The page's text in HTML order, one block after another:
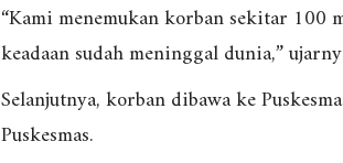
“Kami menemukan korban sekitar
keadaan sudah meninggal dunia,”
Selanjutnya, korban dibawa ke
Puskesmas.